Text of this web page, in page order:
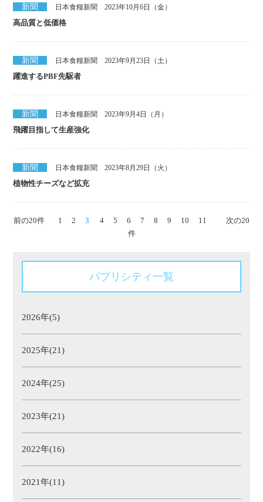
新聞 日本食糧新聞 2023年10月6日（金）
高品質と低価格
新聞 日本食糧新聞 2023年9月23日（土）
躍進するPBF先駆者
新聞 日本食糧新聞 2023年9月4日（月）
飛躍目指して生産強化
新聞 日本食糧新聞 2023年8月29日（火）
植物性チーズなど拡充
前の20件 1 2 3 4 5 6 7 8 9 10 11
次の20
件
パブリシティ一覧
2026年(5)
2025年(21)
2024年(25)
2023年(21)
2022年(16)
2021年(11)